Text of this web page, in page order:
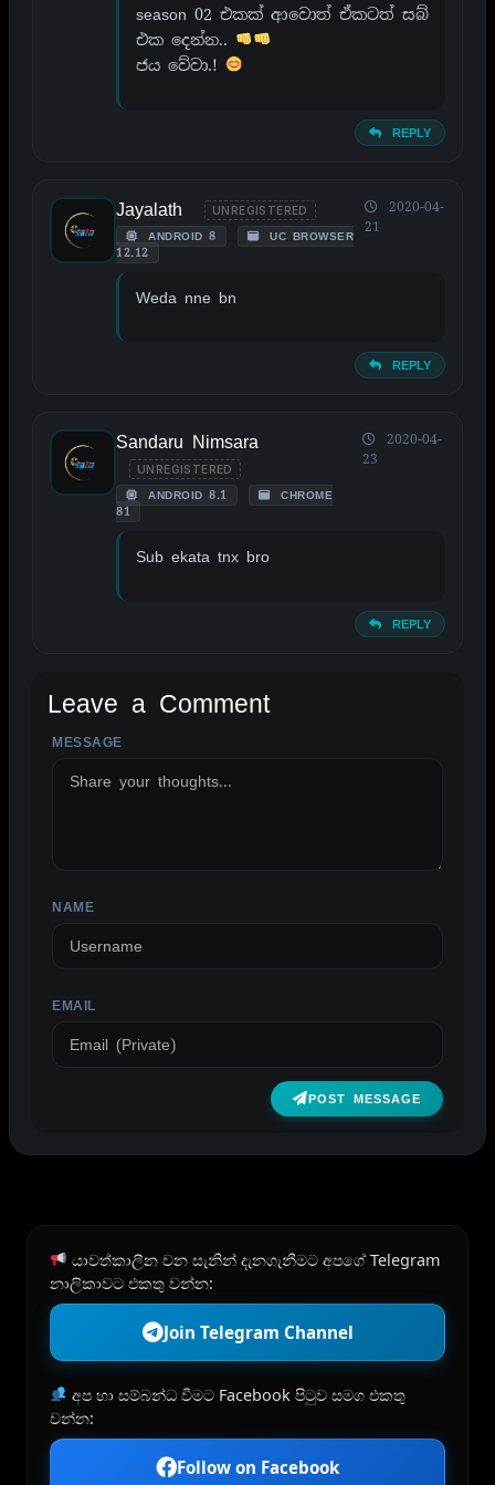
season 02 එකක් ආවොත් ඒකටත් සබ්
එක දෙන්න..
ජය වේවා.!
REPLY
Jayalath UNREGISTERED
ANDROID 8
UC BROWSER
12.12
2020-04-
21
Weda nne bn
REPLY
Sandaru Nimsara
UNREGISTERED
ANDROID 8.1
CHROME
81
2020-04-
23
Sub ekata tnx bro
REPLY
Leave a Comment
MESSAGE
NAME
EMAIL
POST MESSAGE
ALTERNATIVE:
යාවත්කාලීන වන සැනින් දැනගැනීමට අපගේ Telegram
නාලිකාවට එකතු වන්න:
Join Telegram Channel
අප හා සම්බන්ධ වීමට Facebook පිටුව සමග එකතු
වන්න:
Follow on Facebook